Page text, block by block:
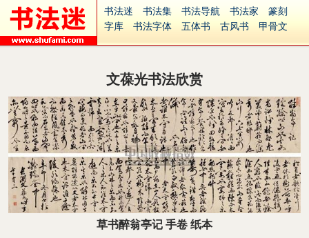
书法迷 书法集 书法导航 书法家
篆刻
字库
书法字体 五体书 古风书
甲骨文
集字
字形 大字 篆刻之家
古籍
中医 象棋 游戏
起名
识字 英语 印章 签名
硬筆字
字体下载
免费字体 中文字体
英文字体
Ai矢量
P图宝 南无阿弥陀佛
意见反馈
安全网站
捐赠 繁體版
文葆光书法欣赏
草书醉翁亭记 手卷 纸本